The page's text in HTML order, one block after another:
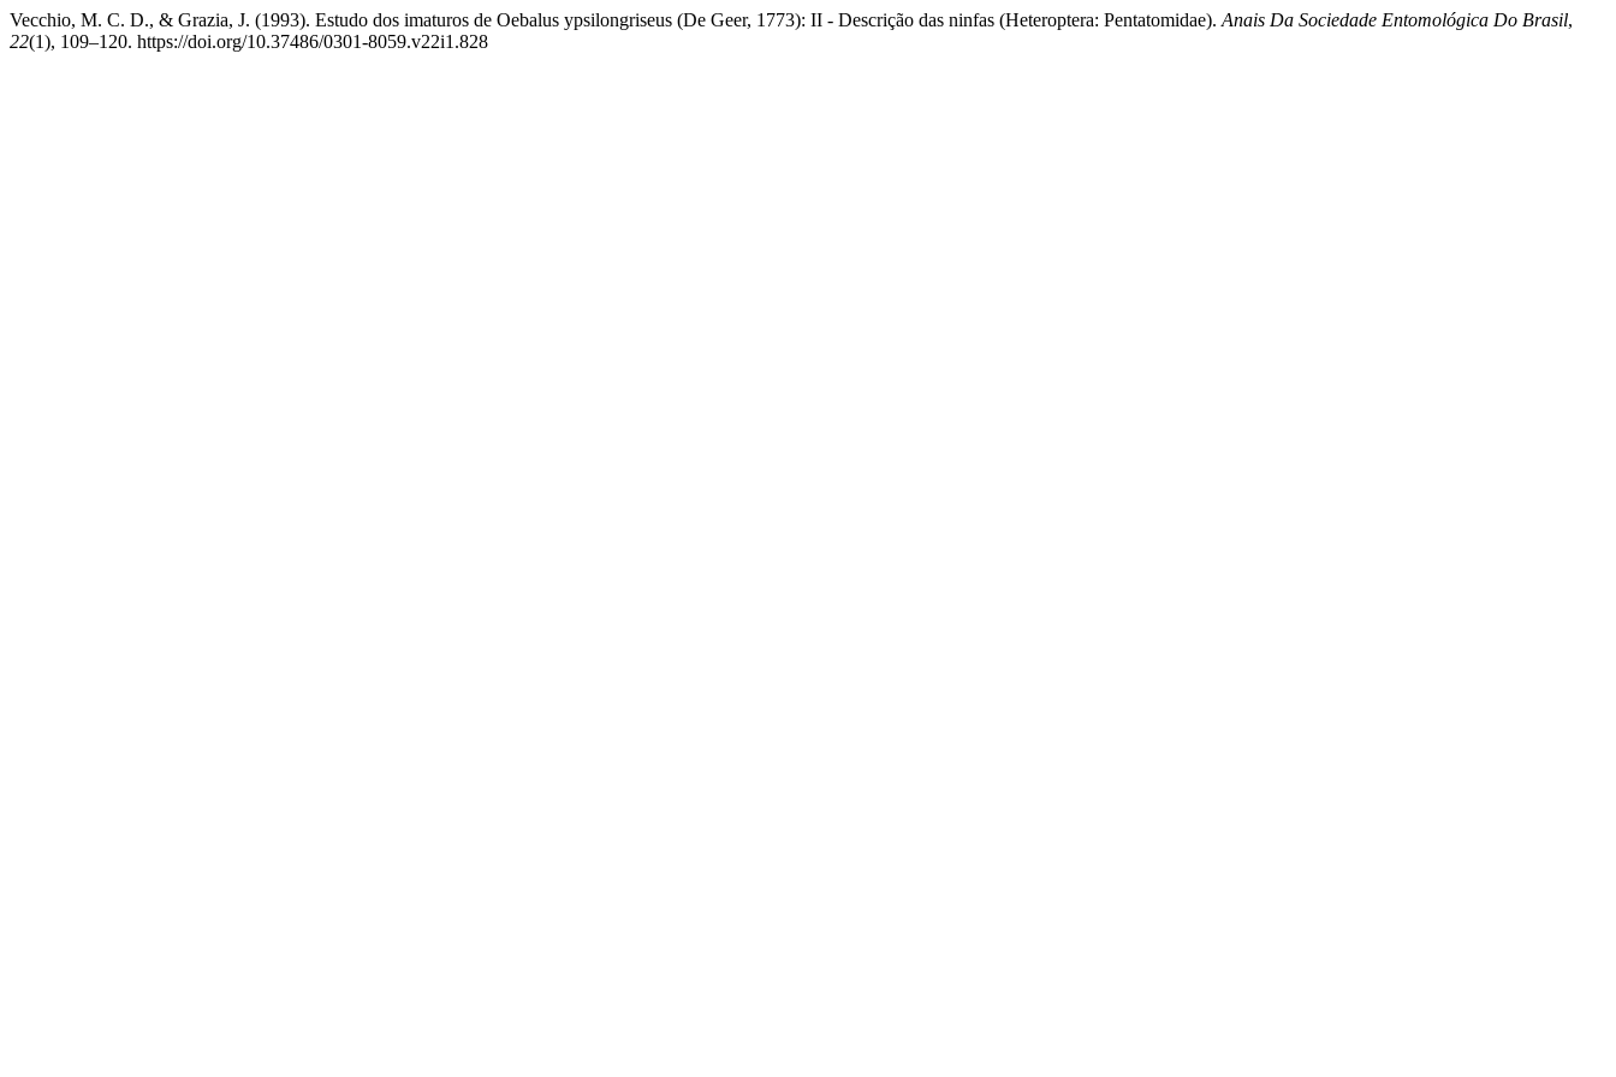
Vecchio, M. C. D., & Grazia, J. (1993). Estudo dos imaturos de Oebalus ypsilongriseus (De Geer, 1773): II - Descrição das ninfas (Heteroptera: Pentatomidae). Anais Da Sociedade Entomológica Do Brasil,
22(1), 109–120. https://doi.org/10.37486/0301-8059.v22i1.828